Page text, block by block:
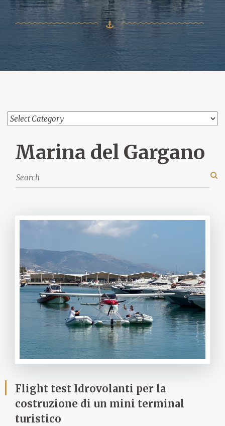
Marina del Gargano
Flight test Idrovolanti per la
costruzione di un mini terminal
turistico